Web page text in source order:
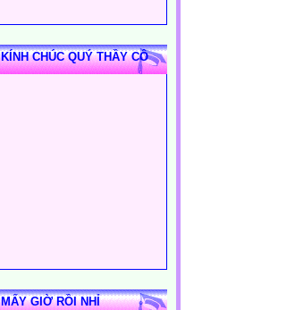
KÍNH CHÚC QUÝ THẦY CÔ
MẤY GIỜ RỒI NHỈ